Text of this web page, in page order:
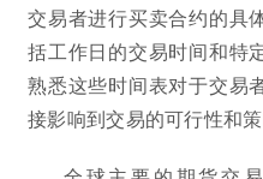
交易者进行买卖合约的具
括工作日的交易时间和特
熟悉这些时间表对于交易
接影响到交易的可行性和策